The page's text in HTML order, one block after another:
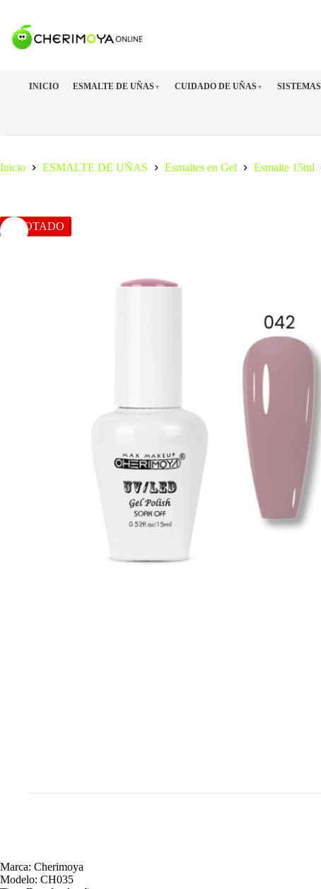
contenido
INICIO ESMALTE DE UÑAS ▼ CUIDADO DE UÑAS ▼ SISTEMAS
Inicio ESMALTE DE UÑAS Esmaltes en Gel Esmalte 15ml
AGOTADO
Marca: Cherimoya
Modelo: CH035